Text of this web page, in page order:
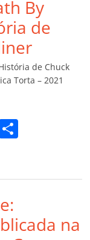
ar
til
h
ar
By
de
de Chuck
Torta – 2021
p
til
na